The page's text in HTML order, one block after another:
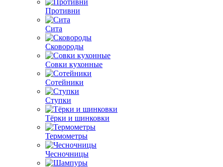
Противни
Сита
Сковороды
Совки кухонные
Сотейники
Ступки
Тёрки и шинковки
Термометры
Чесночницы